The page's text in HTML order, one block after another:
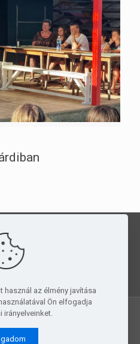
a
az élmény javítása
Ön elfogadja
irányelveinket.